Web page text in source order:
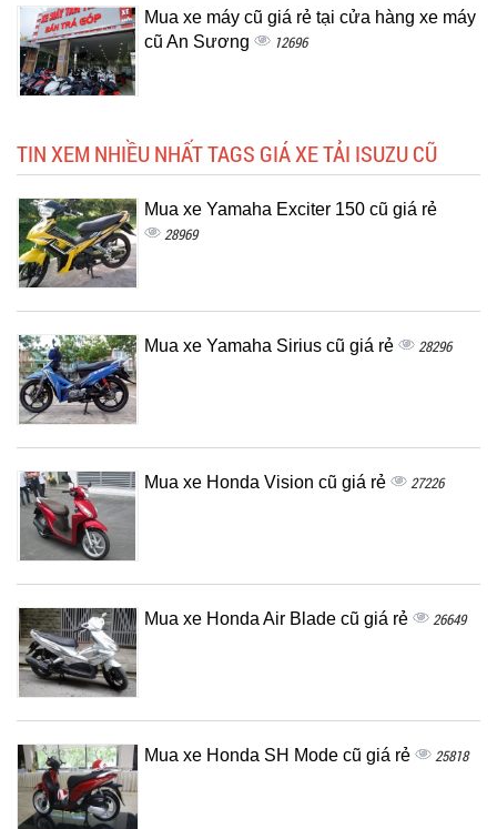
Mua xe máy cũ giá rẻ tại cửa hàng xe máy
cũ An Sương
12696
TIN XEM NHIỀU NHẤT TAGS GIÁ XE TẢI ISUZU CŨ
Mua xe Yamaha Exciter 150 cũ giá rẻ
28969
Mua xe Yamaha Sirius cũ giá rẻ 28296
Mua xe Honda Vision cũ giá rẻ 27226
Mua xe Honda Air Blade cũ giá rẻ 26649
Mua xe Honda SH Mode cũ giá rẻ 25818